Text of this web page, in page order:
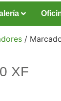
/
XF